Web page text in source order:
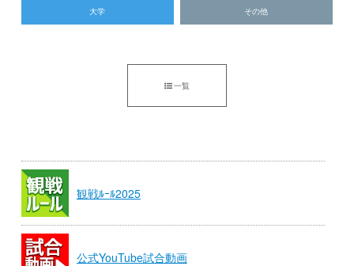
大学 その他
一覧
観戦ﾙｰﾙ2025
公式YouTube試合動画